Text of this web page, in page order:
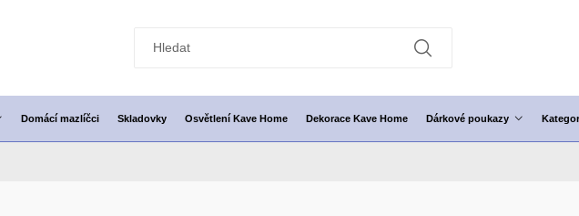
Domácí mazlíčci Skladovky Osvětlení Kave Home Dekorace Kave Home Dárkové poukazy